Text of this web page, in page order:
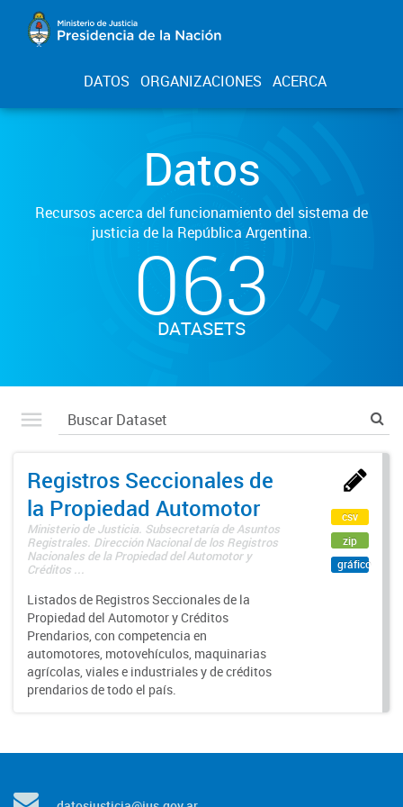
DATOS ORGANIZACIONES ACERCA
Datos
Recursos acerca del funcionamiento del sistema de
justicia de la República Argentina.
063
DATASETS
Registros Seccionales de
la Propiedad Automotor
Ministerio de Justicia. Subsecretaría de Asuntos
Registrales. Dirección Nacional de los Registros
Nacionales de la Propiedad del Automotor y
Créditos ...
Listados de Registros Seccionales de la
Propiedad del Automotor y Créditos
Prendarios, con competencia en
automotores, motovehículos, maquinarias
agrícolas, viales e industriales y de créditos
prendarios de todo el país.
csv
zip
gráfico